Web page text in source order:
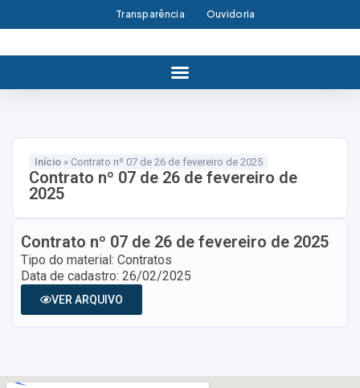
Transparência Ouvidoria
Início » Contrato nº 07 de 26 de fevereiro de 2025
Contrato nº 07 de 26 de fevereiro de
2025
Contrato nº 07 de 26 de fevereiro de 2025
Tipo do material: Contratos
Data de cadastro: 26/02/2025
VER ARQUIVO